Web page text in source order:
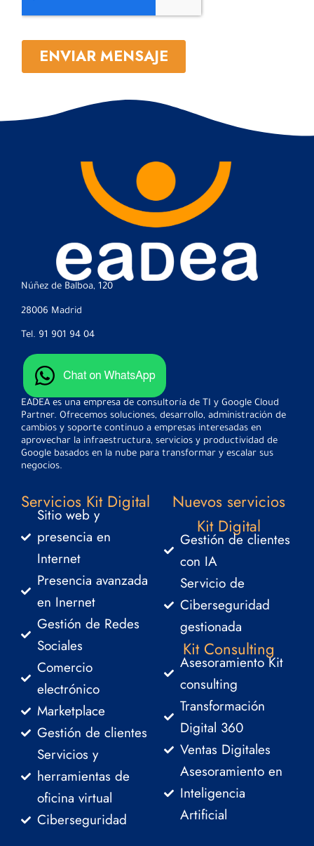
Núñez de Balboa, 120
28006 Madrid
Tel. 91 901 94 04
EADEA es una empresa de consultoría de TI y Google Cloud
Partner. Ofrecemos soluciones, desarrollo, administración de
cambios y soporte continuo a empresas interesadas en
aprovechar la infraestructura, servicios y productividad de
Google basados ​​en la nube para transformar y escalar sus
negocios.
Servicios Kit Digital
Sitio web y
presencia en
Internet
Presencia avanzada
en Inernet
Gestión de Redes
Sociales
Comercio
electrónico
Marketplace
Gestión de clientes
Servicios y
herramientas de
oficina virtual
Ciberseguridad
Nuevos servicios
Kit Digital
Gestión de clientes
con IA
Servicio de
Ciberseguridad
gestionada
Kit Consulting
Asesoramiento Kit
consulting
Transformación
Digital 360
Ventas Digitales
Asesoramiento en
Inteligencia
Artificial